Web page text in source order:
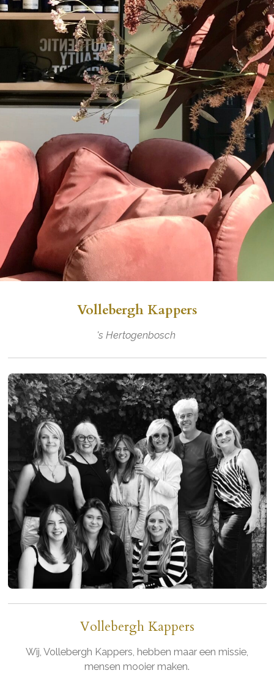
Vollebergh Kappers
's Hertogenbosch
Vollebergh Kappers
Wij, Vollebergh Kappers, hebben maar een missie,
mensen mooier maken.